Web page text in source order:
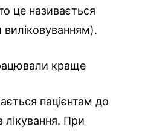
це називається
краще
пацієнтам до
лікування. При